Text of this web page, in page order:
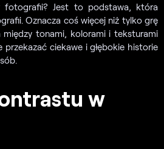
fotografii? Jest to podstawa, która
Oznacza coś więcej niż tylko grę
między tonami, kolorami i teksturami
przekazać ciekawe i głębokie historie
w